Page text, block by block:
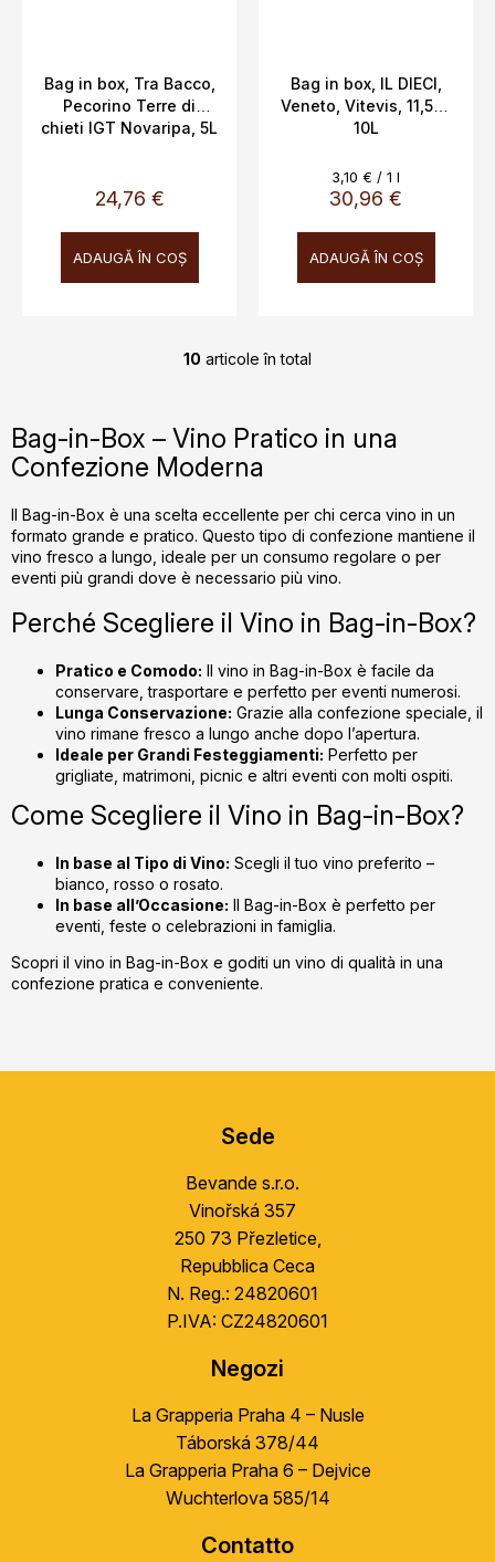
Bag in box, Tra Bacco,
Pecorino Terre di
chieti IGT Novaripa, 5L
24,76 €
ADAUGĂ ÎN COŞ
Bag in box, IL DIECI,
Veneto, Vitevis, 11,5%,
10L
30,96 €
Evaluare
preţ:
3,10 € / 1 l
ADAUGĂ ÎN COŞ
C
t
r
l
u
l
l
s
t
ă
r
i
l
o
r
10 articole în total
Bag-in-Box – Vino Pratico in una
Confezione Moderna
Il Bag-in-Box è una scelta eccellente per chi cerca vino in un
formato grande e pratico. Questo tipo di confezione mantiene il
vino fresco a lungo, ideale per un consumo regolare o per
eventi più grandi dove è necessario più vino.
Perché Scegliere il Vino in Bag-in-Box?
Pratico e Comodo: Il vino in Bag-in-Box è facile da
conservare, trasportare e perfetto per eventi numerosi.
Lunga Conservazione: Grazie alla confezione speciale, il
vino rimane fresco a lungo anche dopo l’apertura.
Ideale per Grandi Festeggiamenti: Perfetto per
grigliate, matrimoni, picnic e altri eventi con molti ospiti.
Come Scegliere il Vino in Bag-in-Box?
In base al Tipo di Vino: Scegli il tuo vino preferito –
bianco, rosso o rosato.
In base all’Occasione: Il Bag-in-Box è perfetto per
eventi, feste o celebrazioni in famiglia.
Scopri il vino in Bag-in-Box e goditi un vino di qualità in una
confezione pratica e conveniente.
Sede
Bevande s.r.o.
Vinořská 357
250 73 Přezletice,
Repubblica Ceca
N. Reg.: 24820601
P.IVA: CZ24820601
Negozi
La Grapperia Praha 4 – Nusle
Táborská 378/44
La Grapperia Praha 6 – Dejvice
Wuchterlova 585/14
Contatto